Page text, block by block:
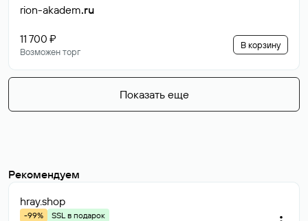
rion-akadem.ru
11 700 ₽
Возможен торг
В корзину
Показать еще
Рекомендуем
hray.shop
-99%
SSL в подарок